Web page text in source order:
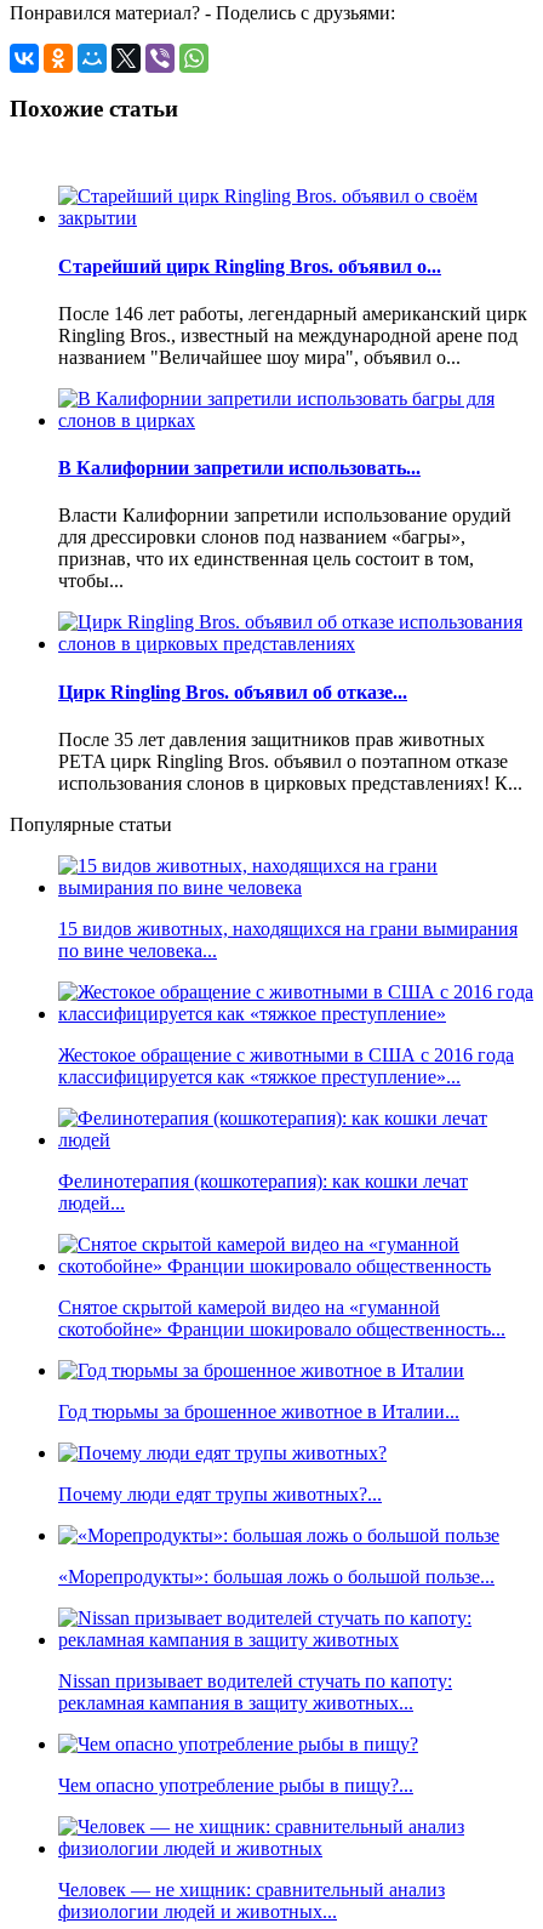
Понравился материал? - Поделись с друзьями:
Похожие статьи
Старейший цирк Ringling Bros. объявил о...
После 146 лет работы, легендарный американский цирк
Ringling Bros., известный на международной арене под
названием "Величайшее шоу мира", объявил о...
В Калифорнии запретили использовать...
Власти Калифорнии запретили использование орудий
для дрессировки слонов под названием «багры»,
признав, что их единственная цель состоит в том,
чтобы...
Цирк Ringling Bros. объявил об отказе...
После 35 лет давления защитников прав животных
PETA цирк Ringling Bros. объявил о поэтапном отказе
использования слонов в цирковых представлениях! К...
Популярные статьи
15 видов животных, находящихся на грани вымирания
по вине человека...
Жестокое обращение с животными в США с 2016 года
классифицируется как «тяжкое преступление»...
Фелинотерапия (кошкотерапия): как кошки лечат
людей...
Снятое скрытой камерой видео на «гуманной
скотобойне» Франции шокировало общественность...
Год тюрьмы за брошенное животное в Италии...
Почему люди едят трупы животных?...
«Морепродукты»: большая ложь о большой пользе...
Nissan призывает водителей стучать по капоту:
рекламная кампания в защиту животных...
Чем опасно употребление рыбы в пищу?...
Человек — не хищник: сравнительный анализ
физиологии людей и животных...